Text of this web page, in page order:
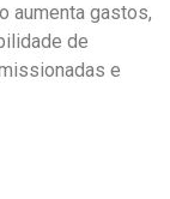
aumenta gastos,
de
e